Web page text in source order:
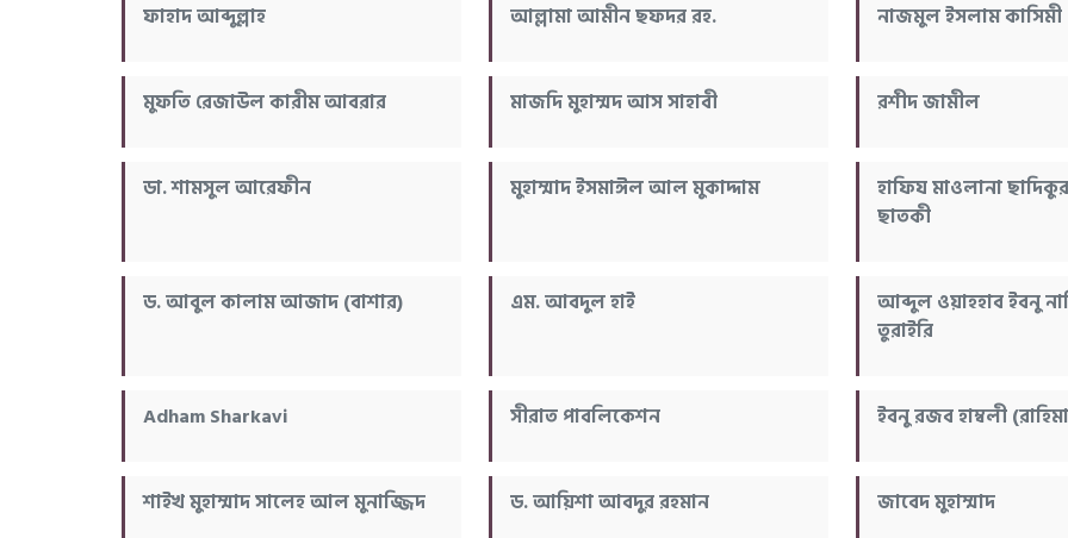
ফাহাদ আব্দুল্লাহ আল্লামা আমীন ছফদর রহ. নাজমুল ইসলাম কাসিমী
মুফতি রেজাউল কারীম আবরার মাজদি মুহাম্মদ আস সাহাবী রশীদ জামীল
ডা. শামসুল আরেফীন মুহাম্মাদ ইসমাঈল আল মুকাদ্দাম
হাফিয মাওলানা
ছাতকী
ড. আবুল কালাম আজাদ (বাশার) এম. আবদুল হাই
আব্দুল ওয়াহহাব ইবনু
তুরাইরি
Adham Sharkavi সীরাত পাবলিকেশন ইবনু রজব হাম্বলী
শাইখ মুহাম্মাদ সালেহ আল মুনাজ্জিদ ড. আয়িশা আবদুর রহমান জাবেদ মুহাম্মাদ